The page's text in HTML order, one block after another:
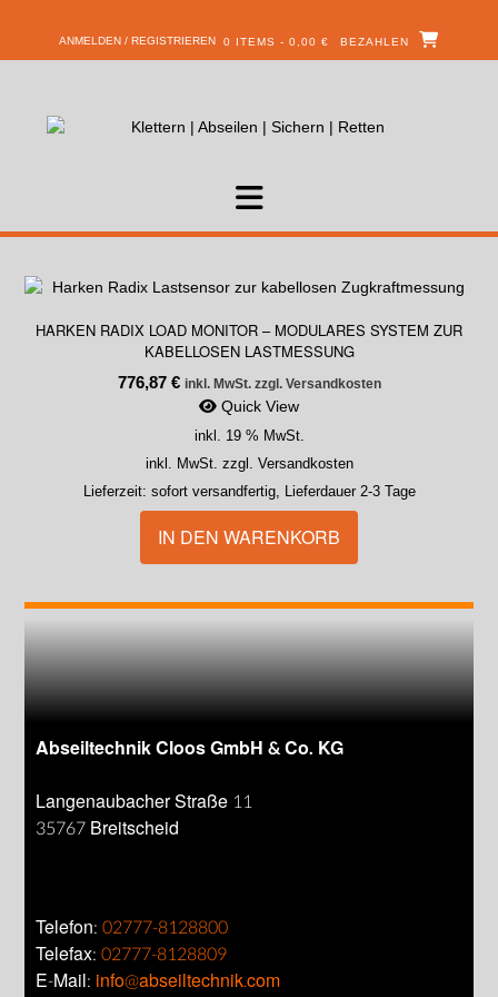
ANMELDEN / REGISTRIEREN 0 ITEMS - 0,00 € BEZAHLEN
HARKEN RADIX LOAD MONITOR – MODULARES SYSTEM ZUR
KABELLOSEN LASTMESSUNG
776,87 € inkl. MwSt. zzgl. Versandkosten
Quick View
inkl. 19 % MwSt.
inkl. MwSt. zzgl. Versandkosten
Lieferzeit: sofort versandfertig, Lieferdauer 2-3 Tage
IN DEN WARENKORB
Abseiltechnik Cloos GmbH & Co. KG
Langenaubacher Straße 11
35767 Breitscheid
Telefon:02777-8128800
Telefax:02777-8128809
E-Mail: info@abseiltechnik.com